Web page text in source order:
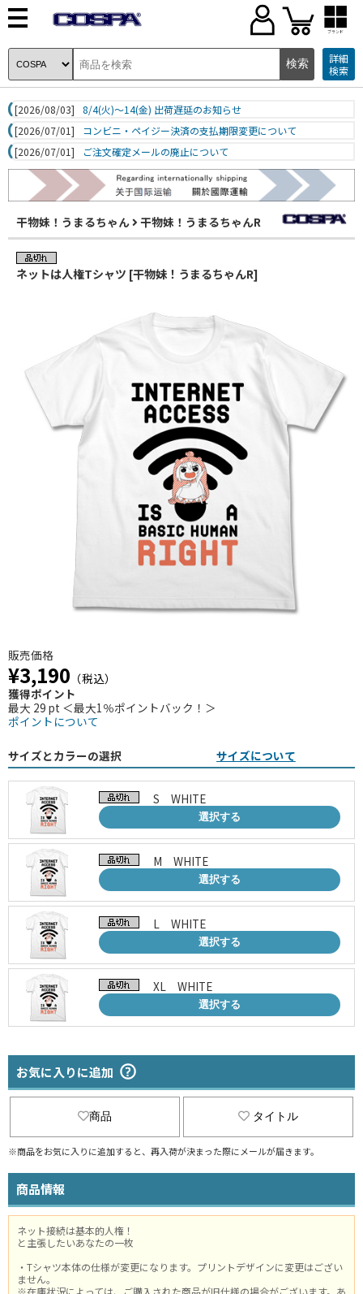
ブランド
詳細
検索
[2026/08/03]
8/4(火)～14(金) 出荷遅延のお知らせ
[2026/07/01]
コンビニ・ペイジー決済の支払期限変更について
[2026/07/01]
ご注文確定メールの廃止について
干物妹！うまるちゃん 干物妹！うまるちゃんR
ネットは人権Tシャツ [干物妹！うまるちゃんR]
販売価格
¥3,190 （税込）
獲得ポイント
最大 29 pt ＜最大1％ポイントバック！＞
ポイントについて
サイズとカラーの選択 サイズについて
S WHITE
選択する
M WHITE
選択する
L WHITE
選択する
XL WHITE
選択する
お気に入りに追加
商品 タイトル
※商品をお気に入りに追加すると、再入荷が決まった際にメールが届きます。
商品情報
ネット接続は基本的人権！
と主張したいあなたの一枚
・Tシャツ本体の仕様が変更になります。プリントデザインに変更はござい
ません。
※在庫状況によっては、ご購入された商品が旧仕様の場合がございます。あ